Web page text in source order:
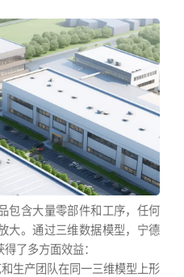
包含大量零部件和工序，任何
大。通过三维数据模型，宁德
了多方面效益：
生产团队在同一三维模型上形